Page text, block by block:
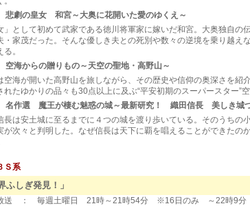
劇の皇女 和宮～大奥に花開いた愛のゆくえ～
」として初めて武家である徳川将軍家に嫁いだ和宮。大奥独自の
・家茂だった。そんな優しき夫との死別や数々の逆境を乗り越え
。
海からの贈りもの～天空の聖地・高野山～
空海が開いた高野山を旅しながら、その歴史や信仰の奥深さを紹
れたゆかりの品々も30点以上に及ぶ“平安初期のスーパースター”空
作選 魔王が棲む魅惑の城～最新研究！ 織田信長 美しき城づ
長は安土城に至るまでに４つの城を渡り歩いている。そのうちの
が次々と判明した。なぜ信長は天下に覇を唱えることができたの
Ｓ系
ふしぎ発見！」
： 毎週土曜日 21時～21時54分 ※16日のみ ～22時9分